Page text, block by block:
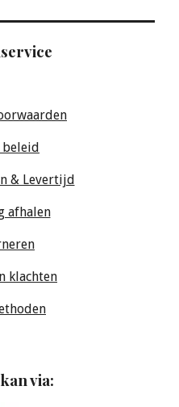
beleid
& Levertijd
afhalen
klachten
via: